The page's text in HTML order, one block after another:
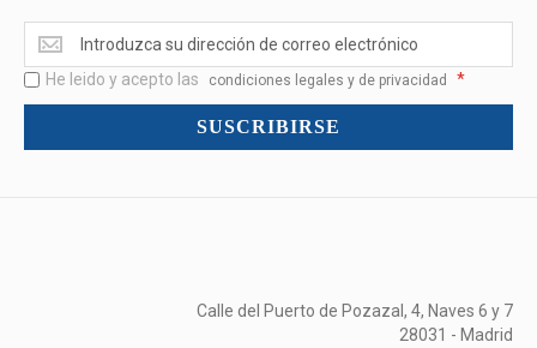
Ofertas
<br>Novedades
y
mucho
He leido y acepto las condiciones legales y de privacidad *
SUSCRIBIRSE
Calle del Puerto de Pozazal, 4, Naves 6 y 7
28031 - Madrid